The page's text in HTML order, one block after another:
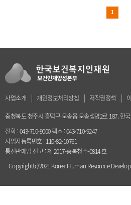
1
사업소개 개인정보처리방침 저작권정책
충청북도 청주시 흥덕구 오송읍 오송생명2로 187, 한
전화 : 043-710-9000 팩스 : 043-710-9247
사업자등록번호 : 110-82-10761
통신판매업 신고 : 제 2017-충북청주-0814 호
Copyright(c)2021 Korea Human Resource